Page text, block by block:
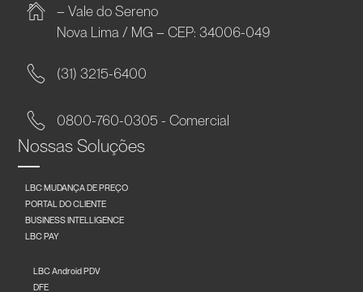
– Vale do Sereno
Nova Lima / MG – CEP: 34006-049
(31) 3215-6400
0800-760-0305 - Comercial
Nossas Soluções
LBC MUDANÇA DE PREÇO
PORTAL DO CLIENTE
BUSINESS INTELLIGENCE
LBC PAY
LBC Android PDV
DFE